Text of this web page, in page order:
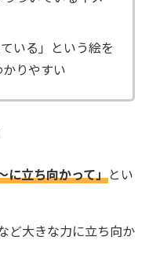
いる」という絵を
りやすい
に立ち向かって」とい
ど大きな力に立ち向か